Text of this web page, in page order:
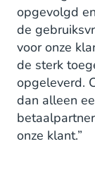
opgevolgd
de
voor onze
de sterk
opgeleverd.
dan alleen
onze klant.”